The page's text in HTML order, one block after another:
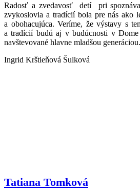
Radosť a zvedavosť detí pri
zvykoslovia a tradícií bola pre nás ako
a obohacujúca. Veríme, že výstavy s
a tradícií budú aj v budúcnosti v
navštevované hlavne mladšou generáciou.
Ingrid Krštieňová Šulková
Tatiana Tomková